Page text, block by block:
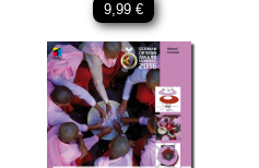
9,99 €